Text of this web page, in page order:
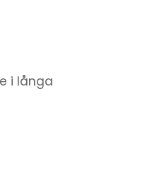
i långa